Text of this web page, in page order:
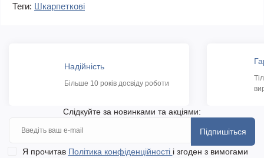
Теги: Шкарпеткові
Надійність
Більше 10 років досвіду роботи
Слідкуйте за новинками та акціями:
Підпишіться
Я прочитав Політика конфіденційності і згоден з вимогами